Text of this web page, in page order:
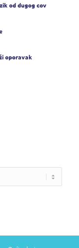
od dugog cov
oporavak